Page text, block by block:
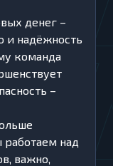
денег –
и надёжность
команда
–
над
важно,